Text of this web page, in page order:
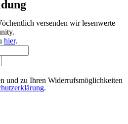
versenden wir lesenwerte
hier.
und zu Ihren Widerrufsmöglichkeiten
.